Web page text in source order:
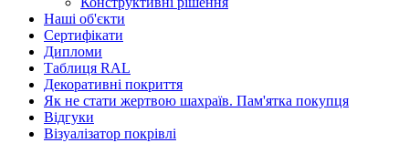
Наші об'єкти
Сертифікати
Дипломи
Таблиця RAL
Декоративні покриття
Як не стати жертвою шахраїв. Пам'ятка покупця
Відгуки
Візуалізатор покрівлі